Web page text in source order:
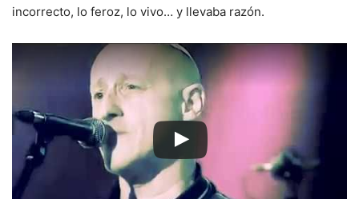
incorrecto, lo feroz, lo vivo… y llevaba razón.